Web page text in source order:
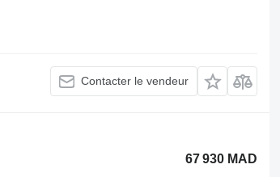
Contacter le vendeur
67 930 MAD